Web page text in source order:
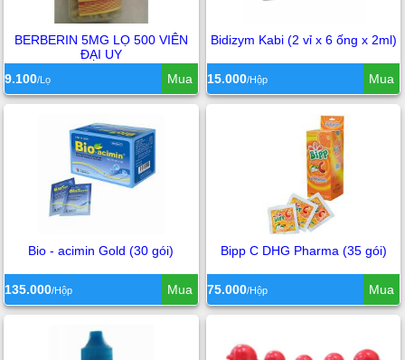
BERBERIN 5MG LỌ 500 VIÊN
ĐẠI UY
9.100/Lọ Mua
Bidizym Kabi (2 vỉ x 6 ống x 2ml)
15.000/Hộp Mua
Bio - acimin Gold (30 gói)
135.000/Hộp Mua
Bipp C DHG Pharma (35 gói)
75.000/Hộp Mua